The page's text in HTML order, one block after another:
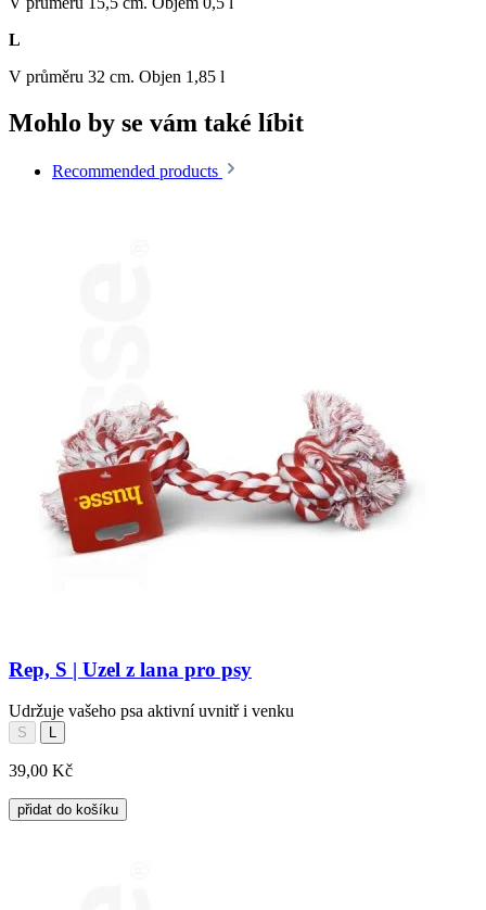
L
V průměru 32 cm. Objen 1,85 l
Mohlo by se vám také líbit
Recommended products
Rep, S | Uzel z lana pro psy
Udržuje vašeho psa aktivní uvnitř i venku
S L
39,00 Kč
přidat do košíku